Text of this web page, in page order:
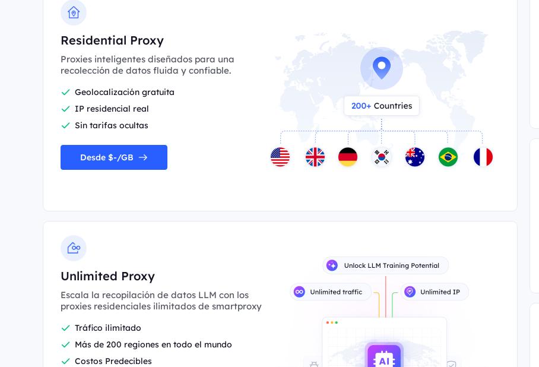
Residential Proxy
Proxies inteligentes diseñados para una
recolección de datos fluida y confiable.
Geolocalización gratuita
IP residencial real
Sin tarifas ocultas
Desde $-/GB
Unlimited Proxy
Escala la recopilación de datos LLM con los
proxies residenciales ilimitados de smartproxy
Tráfico ilimitado
Más de 200 regiones en todo el mundo
Costos Predecibles